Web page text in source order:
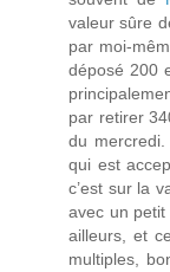
valeur sûre
par moi-
déposé 200
par retirer
du
qui est
c’est sur la
avec un petit
ailleurs, et
multiples,